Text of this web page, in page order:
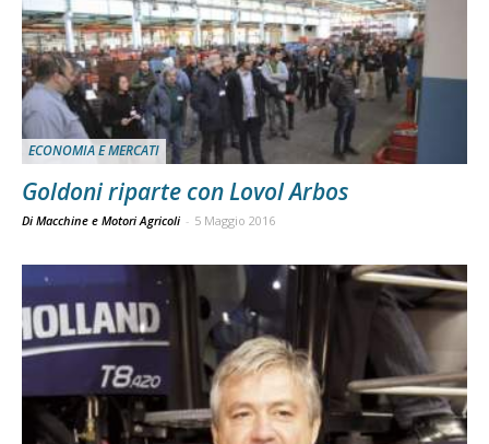
ECONOMIA E MERCATI
Goldoni riparte con Lovol Arbos
Di Macchine e Motori Agricoli - 5 Maggio 2016